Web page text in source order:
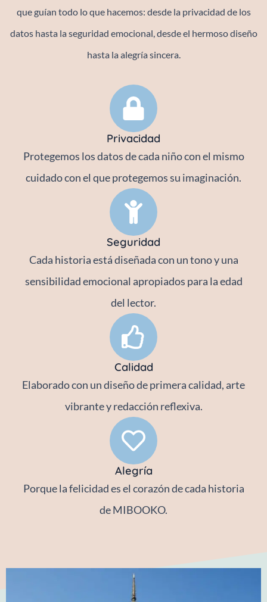
que guían todo lo que hacemos: desde la privacidad de los
datos hasta la seguridad emocional, desde el hermoso diseño
hasta la alegría sincera.
Privacidad
Protegemos los datos de cada niño con el mismo
cuidado con el que protegemos su imaginación.
Seguridad
Cada historia está diseñada con un tono y una
sensibilidad emocional apropiados para la edad
del lector.
Calidad
Elaborado con un diseño de primera calidad, arte
vibrante y redacción reflexiva.
Alegría
Porque la felicidad es el corazón de cada historia
de MIBOOKO.